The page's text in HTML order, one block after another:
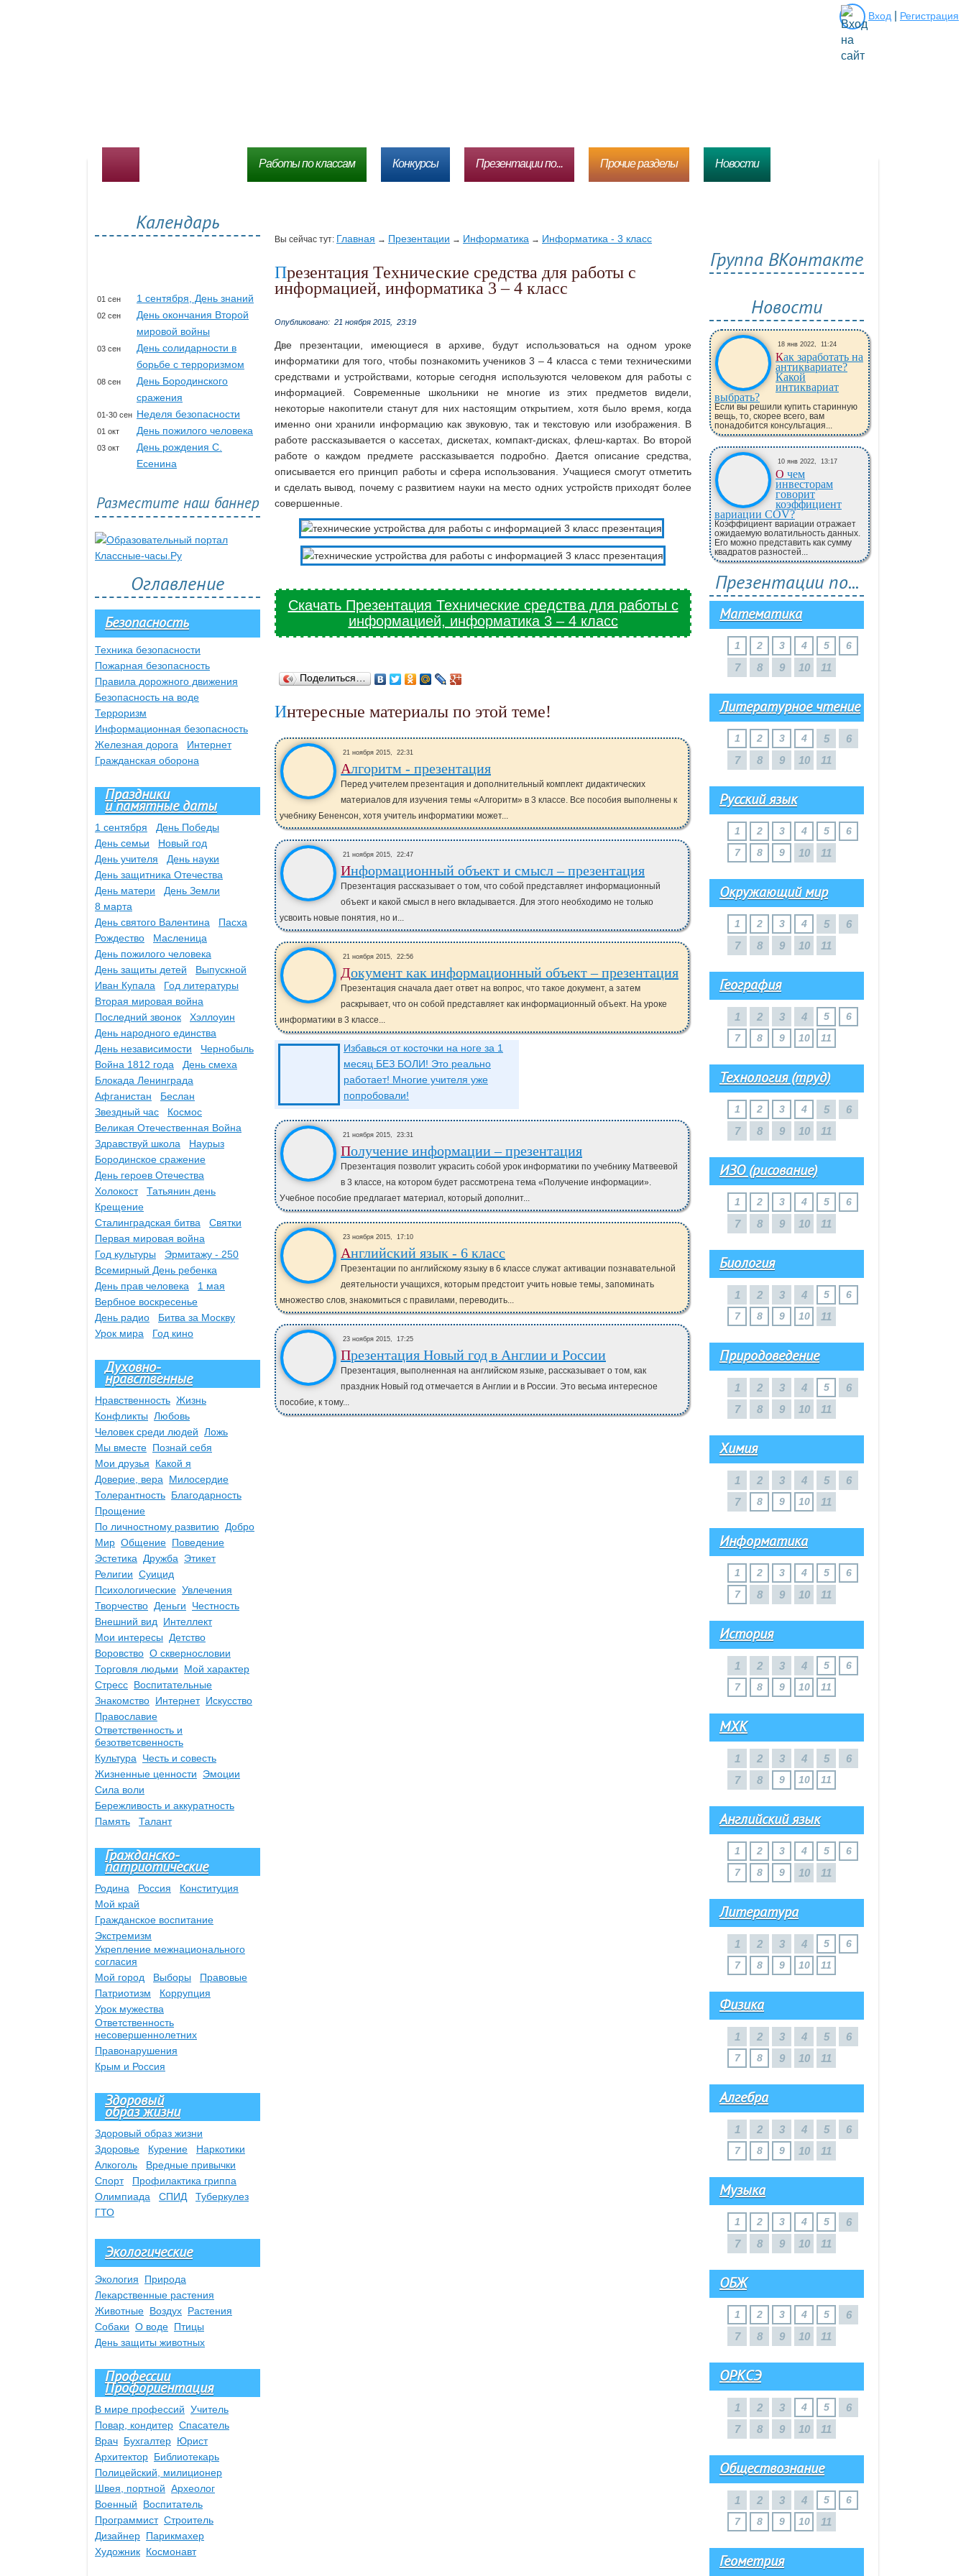
Работы по классам Конкурсы Презентации по... Прочие разделы Новости
Вход Регистрация
Вы сейчас тут: Главная → Презентации → Информатика → Информатика - 3 класс
Презентация Технические средства для работы с
информацией, информатика 3 – 4 класс
Опубликовано: 21 ноября 2015, 23:19
Две презентации, имеющиеся в архиве, будут использоваться на одном уроке
информатики для того, чтобы познакомить учеников 3 – 4 класса с теми техническими
средствами и устройствами, которые сегодня используются человеком для работы с
информацией. Современные школьники не многие из этих предметов видели,
некоторые накопители станут для них настоящим открытием, хотя было время, когда
именно они хранили информацию как звуковую, так и текстовую или изображения. В
работе рассказывается о кассетах, дискетах, компакт-дисках, флеш-картах. Во второй
работе о каждом предмете рассказывается подробно. Дается описание средства,
описывается его принцип работы и сфера использования. Учащиеся смогут отметить
и сделать вывод, почему с развитием науки на место одних устройств приходят более
совершенные.
Скачать Презентация Технические средства для работы с
информацией, информатика 3 – 4 класс
Поделиться…
Интересные материалы по этой теме!
21 ноября 2015, 22:31
Алгоритм - презентация
Перед учителем презентация и дополнительный комплект дидактических
материалов для изучения темы «Алгоритм» в 3 классе. Все пособия выполнены к
учебнику Бененсон, хотя учитель информатики может...
21 ноября 2015, 22:47
Информационный объект и смысл – презентация
Презентация рассказывает о том, что собой представляет информационный
объект и какой смысл в него вкладывается. Для этого необходимо не только
усвоить новые понятия, но и...
21 ноября 2015, 22:56
Документ как информационный объект – презентация
Презентация сначала дает ответ на вопрос, что такое документ, а затем
раскрывает, что он собой представляет как информационный объект. На уроке
информатики в 3 классе...
Избавься от косточки на ноге за 1
месяц БЕЗ БОЛИ! Это реально
работает! Многие учителя уже
попробовали!
21 ноября 2015, 23:31
Получение информации – презентация
Презентация позволит украсить собой урок информатики по учебнику Матвеевой
в 3 классе, на котором будет рассмотрена тема «Получение информации».
Учебное пособие предлагает материал, который дополнит...
23 ноября 2015, 17:10
Английский язык - 6 класс
Презентации по английскому языку в 6 классе служат активации познавательной
деятельности учащихся, которым предстоит учить новые темы, запоминать
множество слов, знакомиться с правилами, переводить...
23 ноября 2015, 17:25
Презентация Новый год в Англии и России
Презентация, выполненная на английском языке, рассказывает о том, как
праздник Новый год отмечается в Англии и в России. Это весьма интересное
пособие, к тому...
Группа ВКонтакте
Новости
18 янв 2022, 11:24
Как заработать на
антиквариате?
Какой
интиквариат
выбрать?
Если вы решили купить старинную
вещь, то, скорее всего, вам
понадобится консультация...
10 янв 2022, 13:17
О чем
инвесторам
говорит
коэффициент
вариации COV?
Коэффициент вариации отражает
ожидаемую волатильность данных.
Его можно представить как сумму
квадратов разностей...
Презентации по...
Математика
1 2 3 4 5 6
7 8 9 10 11
Литературное чтение
1 2 3 4 5
6
7
8 9 10 11
Русский язык
1 2 3 4 5
6
7
8 9 10 11
Окружающий мир
1 2 3 4 5
6
7
8 9 10 11
География
1 2 3 4 5
6
7
8 9 10 11
Технология (труд)
1 2 3 4 5
6
7
8 9 10 11
ИЗО (рисование)
1 2 3 4 5 6
7 8 9 10 11
Биология
1 2 3 4 5
6
7
8 9 10 11
Природоведение
1 2 3 4 5
6
7
8 9 10 11
Химия
1 2 3 4 5
6
7
8 9 10 11
Информатика
1 2 3 4 5
6
7
8 9 10 11
История
1 2 3 4 5
6
7
8 9 10 11
МХК
1 2 3 4 5
6
7
8 9 10 11
Английский язык
1 2 3 4 5
6
7
8 9 10 11
Литература
1 2 3 4 5
6
7
8 9 10 11
Физика
1 2 3 4 5 6
7 8 9 10 11
Алгебра
1 2 3 4 5 6
7 8 9 10 11
Музыка
1 2 3 4 5
6
7
8 9 10 11
ОБЖ
1 2 3 4 5
6
7
8 9 10 11
ОРКСЭ
1 2 3 4 5
6
7
8 9 10 11
Обществознание
1 2 3 4 5
6
7
8 9 10 11
Геометрия
Календарь
01 сен 1 сентября, День знаний
02 сен
День окончания Второй
мировой войны
03 сен
День солидарности в
борьбе с терроризмом
08 сен
День Бородинского
сражения
01-30 сен Неделя безопасности
01 окт День пожилого человека
03 окт
День рождения С.
Есенина
Разместите наш баннер
Оглавление
Безопасность
Техника безопасности
Пожарная безопасность
Правила дорожного движения
Безопасность на воде
Терроризм
Информационная безопасность
Железная дорога
Интернет
Гражданская оборона
Праздники
и памятные даты
1 сентября
День Победы
День семьи
Новый год
День учителя
День науки
День защитника Отечества
День матери
День Земли
8 марта
День святого Валентина
Пасха
Рождество
Масленица
День пожилого человека
День защиты детей
Выпускной
Иван Купала
Год литературы
Вторая мировая война
Последний звонок
Хэллоуин
День народного единства
День независимости
Чернобыль
Война 1812 года
День смеха
Блокада Ленинграда
Афганистан
Беслан
Звездный час
Космос
Великая Отечественная Война
Здравствуй школа
Наурыз
Бородинское сражение
День героев Отечества
Холокост
Татьянин день
Крещение
Сталинградская битва
Святки
Первая мировая война
Год культуры
Эрмитажу - 250
Всемирный День ребенка
День прав человека
1 мая
Вербное воскресенье
День радио
Битва за Москву
Урок мира
Год кино
Духовно-
нравственные
Нравственность Жизнь
Конфликты Любовь
Человек среди людей Ложь
Мы вместе Познай себя
Мои друзья
Какой я
Доверие, вера
Милосердие
Толерантность Благодарность
Прощение
По личностному развитию
Добро
Мир Общение Поведение
Эстетика
Дружба
Этикет
Религии Суицид
Психологические Увлечения
Творчество Деньги
Честность
Внешний вид
Интеллект
Мои интересы
Детство
Воровство О сквернословии
Торговля людьми
Мой характер
Стресс Воспитательные
Знакомство Интернет Искусство
Православие
Ответственность и
безответсвенность
Культура
Честь и совесть
Жизненные ценности
Эмоции
Сила воли
Бережливость и аккуратность
Память
Талант
Гражданско-
патриотические
Родина Россия
Конституция
Мой край
Гражданское воспитание
Экстремизм
Укрепление межнационального
согласия
Мой город
Выборы
Правовые
Патриотизм
Коррупция
Урок мужества
Ответственность
несовершеннолетних
Правонарушения
Крым и Россия
Здоровый
образ жизни
Здоровый образ жизни
Здоровье
Курение
Наркотики
Алкоголь
Вредные привычки
Спорт
Профилактика гриппа
Олимпиада
СПИД
Туберкулез
ГТО
Экологические
Экология
Природа
Лекарственные растения
Животные Воздух Растения
Собаки О воде Птицы
День защиты животных
Профессии
Профориентация
В мире профессий Учитель
Повар, кондитер Спасатель
Врач Бухгалтер Юрист
Архитектор Библиотекарь
Полицейский, милиционер
Швея, портной Археолог
Военный
Воспитатель
Программист Строитель
Дизайнер Парикмахер
Художник Космонавт